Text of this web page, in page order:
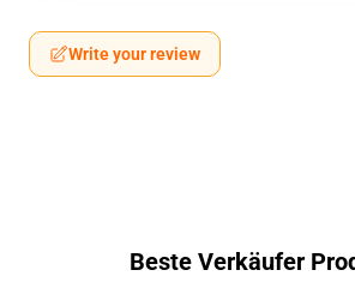
Write your review
Beste Verkäufer